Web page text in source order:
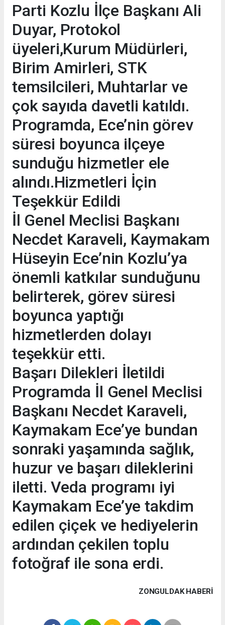
Parti Kozlu İlçe Başkanı Ali
Duyar, Protokol
üyeleri,Kurum Müdürleri,
Birim Amirleri, STK
temsilcileri, Muhtarlar ve
çok sayıda davetli katıldı.
Programda, Ece’nin görev
süresi boyunca ilçeye
sunduğu hizmetler ele
alındı.Hizmetleri İçin
Teşekkür Edildi
İl Genel Meclisi Başkanı
Necdet Karaveli, Kaymakam
Hüseyin Ece’nin Kozlu’ya
önemli katkılar sunduğunu
belirterek, görev süresi
boyunca yaptığı
hizmetlerden dolayı
teşekkür etti.
Başarı Dilekleri İletildi
Programda İl Genel Meclisi
Başkanı Necdet Karaveli,
Kaymakam Ece’ye bundan
sonraki yaşamında sağlık,
huzur ve başarı dileklerini
iletti. Veda programı iyi
Kaymakam Ece’ye takdim
edilen çiçek ve hediyelerin
ardından çekilen toplu
fotoğraf ile sona erdi.
ZONGULDAK HABERİ